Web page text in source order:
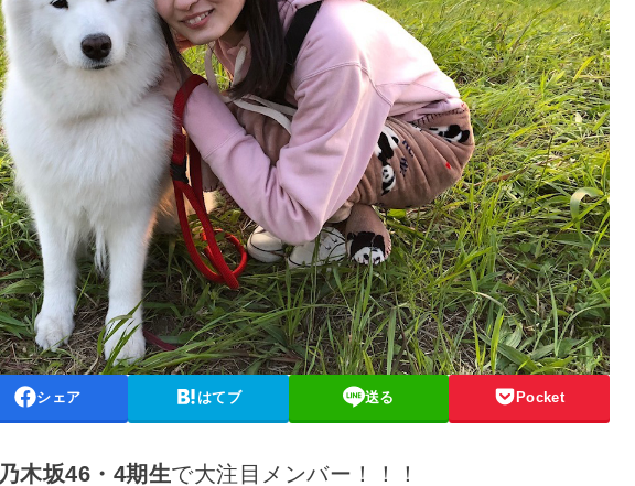
シェア はてブ 送る Pocket
乃木坂46・4期生で大注目メンバー！！！